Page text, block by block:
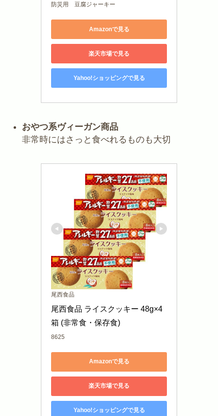
防災用 豆腐ジャーキー
Amazonで見る
楽天市場で見る
Yahoo!ショッピングで見る
おやつ系ヴィーガン商品
非常時にはさっと食べれるものも大切
尾西食品
尾西食品 ライスクッキー 48g×4
箱 (非常食・保存食)
8625
Amazonで見る
楽天市場で見る
Yahoo!ショッピングで見る